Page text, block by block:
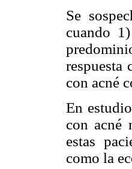
Se
cuando
respuesta
con acné
En
con acné
estas
como la